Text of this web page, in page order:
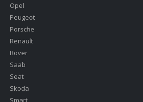
Opel
Peugeot
Porsche
Renault
Rover
Saab
Seat
Skoda
Smart